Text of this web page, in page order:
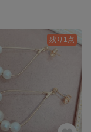
残り1点